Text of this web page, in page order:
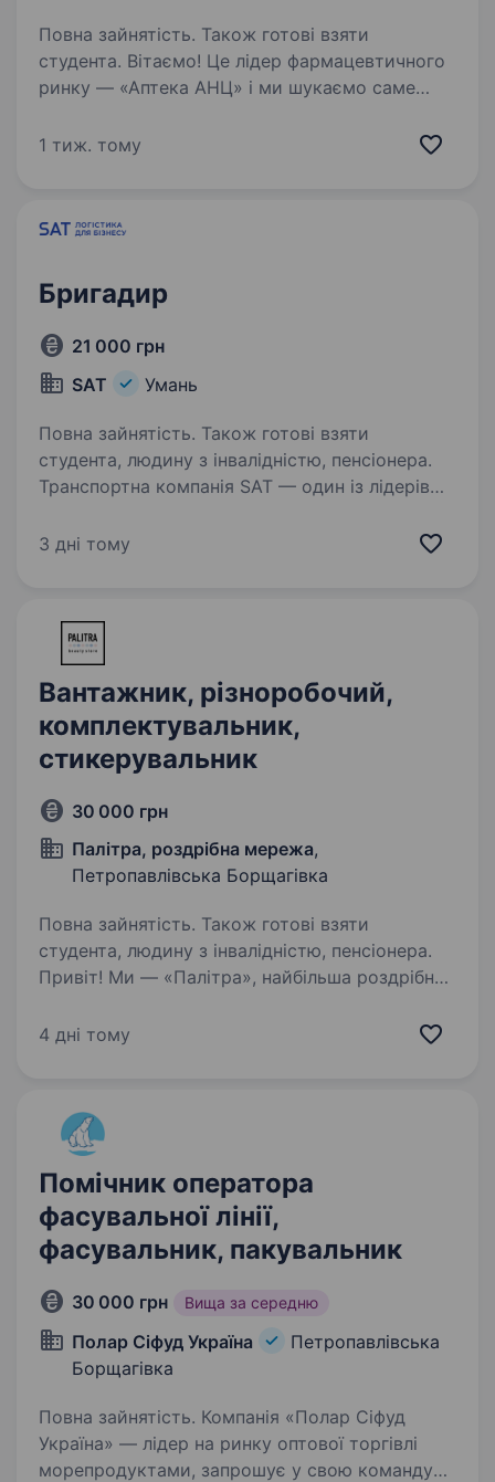
Повна зайнятість. Також готові взяти
студента. Вітаємо! Це лідер фармацевтичного
ринку — «Аптека АНЦ» і ми шукаємо саме
реалізуємо стратегію LoveMark, де головний
1 тиж. тому
Бригадир
21 000 грн
SAT
Умань
Повна зайнятість. Також готові взяти
студента, людину з інвалідністю, пенсіонера.
Транспортна компанія SAT — один із лідерів
по Україні.Ми допомагаємо бізнесу швидко,
підприємства,…
3 дні тому
Вантажник, різноробочий,
комплектувальник,
стикерувальник
30 000 грн
Палітра, роздрібна мережа,
Петропавлівська Борщагівка
Повна зайнятість. Також готові взяти
студента, людину з інвалідністю, пенсіонера.
Привіт! Ми — «Палітра», найбільша роздрібна
вже понад 27 років допомагає людям
4 дні тому
Помічник оператора
фасувальної лінії,
фасувальник, пакувальник
30 000 грн Вища за середню
Полар Сіфуд Україна
Петропавлівська
Борщагівка
Повна зайнятість. Компанія «Полар Сіфуд
Україна» — лідер на ринку оптової торгівлі
морепродуктами, запрошує у свою команду